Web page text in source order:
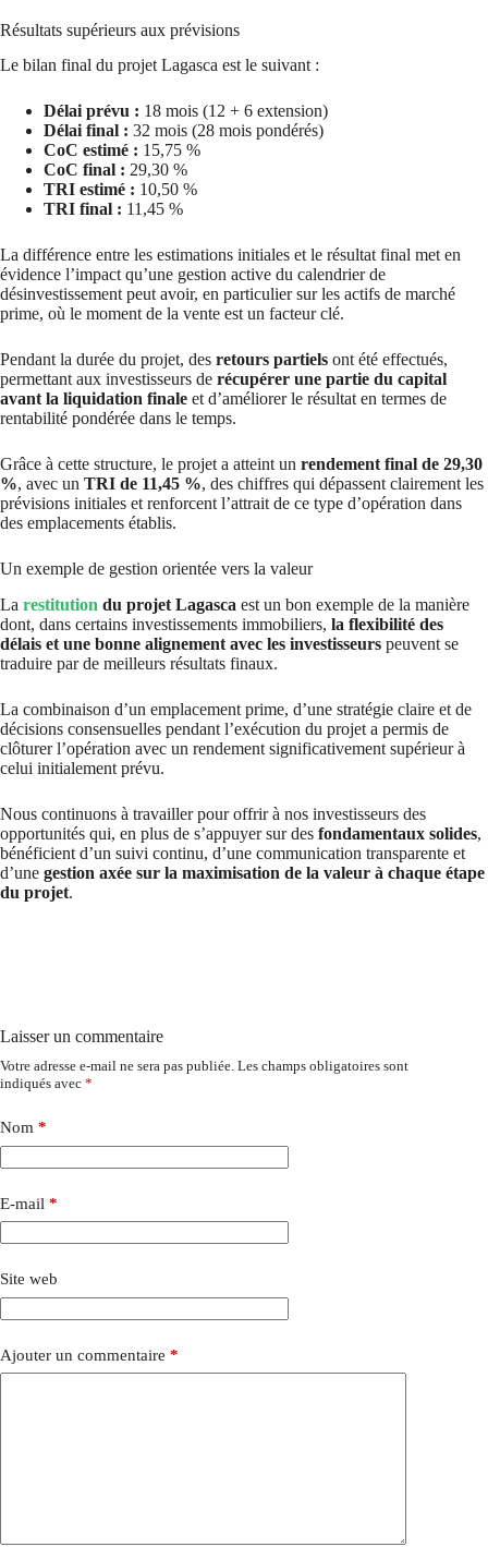
Résultats supérieurs aux prévisions
Le bilan final du projet Lagasca est le suivant :
Délai prévu : 18 mois (12 + 6 extension)
Délai final : 32 mois (28 mois pondérés)
CoC estimé : 15,75 %
CoC final : 29,30 %
TRI estimé : 10,50 %
TRI final : 11,45 %
La différence entre les estimations initiales et le résultat final met en
évidence l’impact qu’une gestion active du calendrier de
désinvestissement peut avoir, en particulier sur les actifs de marché
prime, où le moment de la vente est un facteur clé.
Pendant la durée du projet, des retours partiels ont été effectués,
permettant aux investisseurs de récupérer une partie du capital
avant la liquidation finale et d’améliorer le résultat en termes de
rentabilité pondérée dans le temps.
Grâce à cette structure, le projet a atteint un rendement final de 29,30
%, avec un TRI de 11,45 %, des chiffres qui dépassent clairement les
prévisions initiales et renforcent l’attrait de ce type d’opération dans
des emplacements établis.
Un exemple de gestion orientée vers la valeur
La restitution du projet Lagasca est un bon exemple de la manière
dont, dans certains investissements immobiliers, la flexibilité des
délais et une bonne alignement avec les investisseurs peuvent se
traduire par de meilleurs résultats finaux.
La combinaison d’un emplacement prime, d’une stratégie claire et de
décisions consensuelles pendant l’exécution du projet a permis de
clôturer l’opération avec un rendement significativement supérieur à
celui initialement prévu.
Nous continuons à travailler pour offrir à nos investisseurs des
opportunités qui, en plus de s’appuyer sur des fondamentaux solides,
bénéficient d’un suivi continu, d’une communication transparente et
d’une gestion axée sur la maximisation de la valeur à chaque étape
du projet.
Laisser un commentaire
Votre adresse e-mail ne sera pas publiée. Les champs obligatoires sont
indiqués avec *
Nom *
E-mail *
Site web
Ajouter un commentaire *